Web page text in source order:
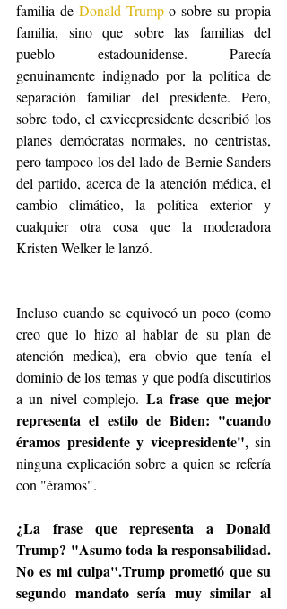
familia de Donald Trump o sobre su propia
familia, sino que sobre las familias del
pueblo estadounidense. Parecía
genuinamente indignado por la política de
separación familiar del presidente. Pero,
sobre todo, el exvicepresidente describió los
planes demócratas normales, no centristas,
pero tampoco los del lado de Bernie Sanders
del partido, acerca de la atención médica, el
cambio climático, la política exterior y
cualquier otra cosa que la moderadora
Kristen Welker le lanzó.
Incluso cuando se equivocó un poco (como
creo que lo hizo al hablar de su plan de
atención medica), era obvio que tenía el
dominio de los temas y que podía discutirlos
a un nivel complejo. La frase que mejor
representa el estilo de Biden: "cuando
éramos presidente y vicepresidente", sin
ninguna explicación sobre a quien se refería
con "éramos".
¿La frase que representa a Donald
Trump? "Asumo toda la responsabilidad.
No es mi culpa".Trump prometió que su
segundo mandato sería muy similar al